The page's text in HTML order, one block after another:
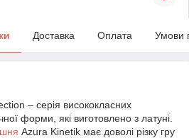
Доставка Оплата Умови
– серія висококласних
форми, які виготовлено з латуні.
Azura Kinetik має доволі різку гру